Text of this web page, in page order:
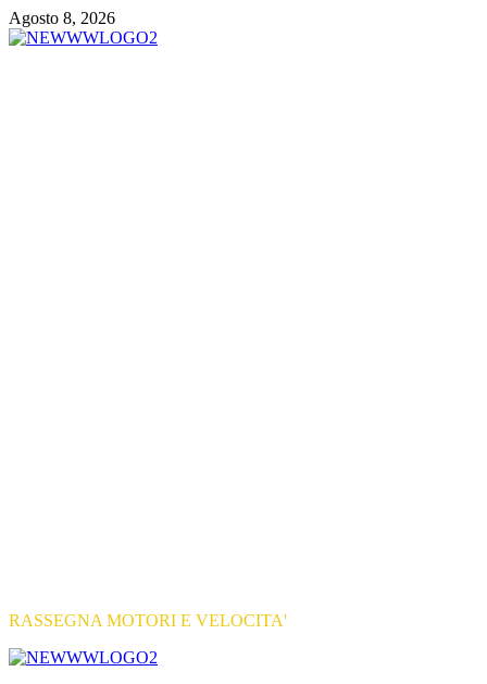
Vai
al
Agosto 8, 2026
RASSEGNA MOTORI E VELOCITA'
Primary